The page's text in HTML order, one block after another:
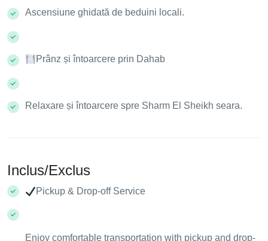
Ascensiune ghidată de beduini locali.
Prânz și întoarcere prin Dahab
Relaxare și întoarcere spre Sharm El Sheikh seara.
Inclus/Exclus
Pickup & Drop-off Service
Enjoy comfortable transportation with pickup and drop-